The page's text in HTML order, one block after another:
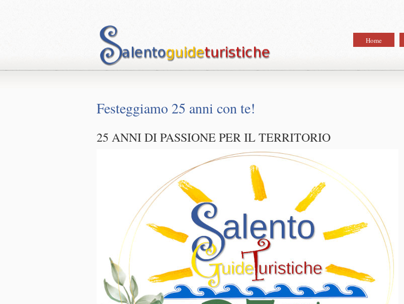
Home
Festeggiamo 25 anni con te!
25 ANNI DI PASSIONE PER IL TERRITORIO